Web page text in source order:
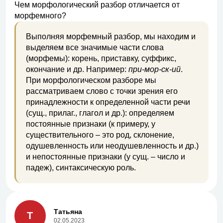
Чем морфологический разбор отличается от
морфемного?
Выполняя морфемный разбор, мы находим и
выделяем все значимые части слова
(морфемы): корень, приставку, суффикс,
окончание и др. Например: при-мор-ск-ий.
При морфологическом разборе мы
рассматриваем слово с точки зрения его
принадлежности к определенной части речи
(сущ., прилаг., глагол и др.): определяем
постоянные признаки (к примеру, у
существительного – это род, склонение,
одушевленность или неодушевленность и др.)
и непостоянные признаки (у сущ. – число и
падеж), синтаксическую роль.
Т Татьяна
02.05.2023